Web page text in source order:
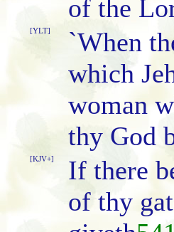
of the
[YLT]
`When
which
woman
thy God
[KJV+] If there
of thy